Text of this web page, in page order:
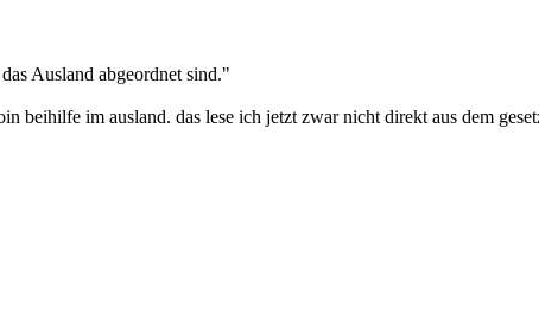
Ausland abgeordnet sind."
beihilfe im ausland. das lese ich jetzt zwar nicht direkt aus dem